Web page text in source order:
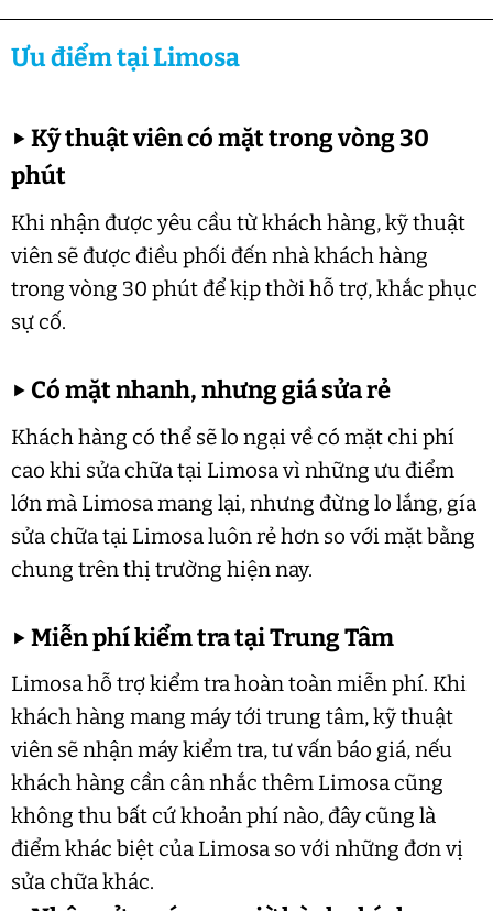
Ưu điểm tại Limosa
▶Kỹ thuật viên có mặt trong vòng 30
phút
Khi nhận được yêu cầu từ khách hàng, kỹ thuật
viên sẽ được điều phối đến nhà khách hàng
trong vòng 30 phút để kịp thời hỗ trợ, khắc phục
sự cố.
▶ Có mặt nhanh, nhưng giá sửa rẻ
Khách hàng có thể sẽ lo ngại về có mặt chi phí
cao khi sửa chữa tại Limosa vì những ưu điểm
lớn mà Limosa mang lại, nhưng đừng lo lắng, gía
sửa chữa tại Limosa luôn rẻ hơn so với mặt bằng
chung trên thị trường hiện nay.
▶Miễn phí kiểm tra tại Trung Tâm
Limosa hỗ trợ kiểm tra hoàn toàn miễn phí. Khi
khách hàng mang máy tới trung tâm, kỹ thuật
viên sẽ nhận máy kiểm tra, tư vấn báo giá, nếu
khách hàng cần cân nhắc thêm Limosa cũng
không thu bất cứ khoản phí nào, đây cũng là
điểm khác biệt của Limosa so với những đơn vị
sửa chữa khác.